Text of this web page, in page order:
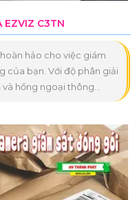
EZVIZ C3TN
hảo cho việc giám
của bạn. Với độ phân giải
hồng ngoại thông...